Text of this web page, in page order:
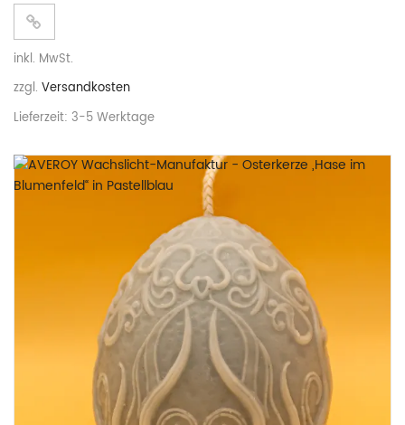
inkl. MwSt.
zzgl. Versandkosten
Lieferzeit: 3-5 Werktage